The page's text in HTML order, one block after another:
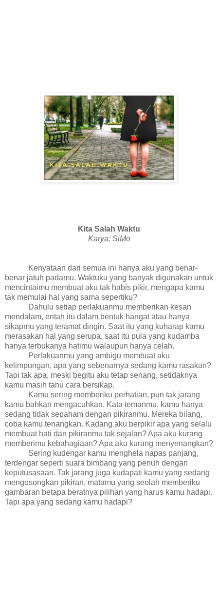
Kita Salah Waktu
Karya: SiMo
Kenyataan dari semua ini hanya aku yang benar-
benar jatuh padamu. Waktuku yang banyak digunakan untuk
mencintaimu membuat aku tak habis pikir, mengapa kamu
tak memulai hal yang sama sepertiku?
Dahulu setiap perlakuanmu memberikan kesan
mendalam, entah itu dalam bentuk hangat atau hanya
sikapmu yang teramat dingin. Saat itu yang kuharap kamu
merasakan hal yang serupa, saat itu pula yang kudamba
hanya terbukanya hatimu walaupun hanya celah.
Perlakuanmu yang ambigu membuat aku
kelimpungan, apa yang sebenarnya sedang kamu rasakan?
Tapi tak apa, meski begitu aku tetap senang, setidaknya
kamu masih tahu cara bersikap.
Kamu sering memberiku perhatian, pun tak jarang
kamu bahkan mengacuhkan. Kata temanmu, kamu hanya
sedang tidak sepaham dengan pikiranmu. Mereka bilang,
coba kamu tenangkan. Kadang aku berpikir apa yang selalu
membuat hati dan pikiranmu tak sejalan? Apa aku kurang
memberimu kebahagiaan? Apa aku kurang menyenangkan?
Sering kudengar kamu menghela napas panjang,
terdengar seperti suara bimbang yang penuh dengan
keputusasaan. Tak jarang juga kudapati kamu yang sedang
mengosongkan pikiran, matamu yang seolah memberiku
gambaran betapa beratnya pilihan yang harus kamu hadapi.
Tapi apa yang sedang kamu hadapi?